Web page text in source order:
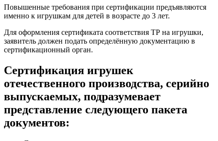
Повышенные требования при сертификации предъявляются
именно к игрушкам для детей в возрасте до 3 лет.
Для оформления сертификата соответствия ТР на игрушки,
заявитель должен подать определённую документацию в
сертификационный орган.
Сертификация игрушек
отечественного производства, серийно
выпускаемых, подразумевает
представление следующего пакета
документов: